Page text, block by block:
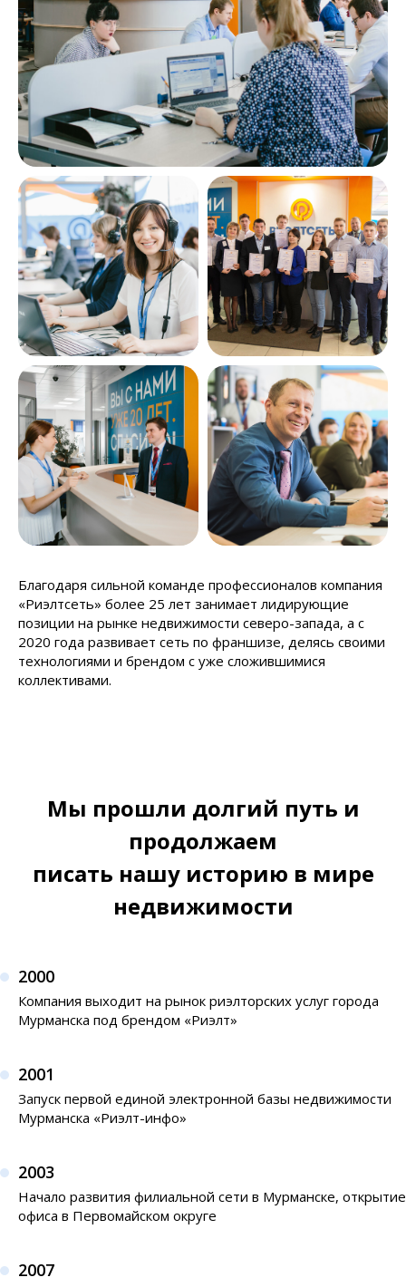
Благодаря сильной команде профессионалов компания
«Риэлтсеть» более 25 лет занимает лидирующие
позиции на рынке недвижимости северо-запада, а с
2020 года развивает сеть по франшизе, делясь своими
технологиями и брендом с уже сложившимися
коллективами.
Мы прошли долгий путь и
продолжаем
писать нашу историю в мире
недвижимости
2000
Компания выходит на рынок риэлторских услуг города
Мурманска под брендом «Риэлт»
2001
Запуск первой единой электронной базы недвижимости
Мурманска «Риэлт-инфо»
2003
Начало развития филиальной сети в Мурманске, открытие
офиса в Первомайском округе
2007